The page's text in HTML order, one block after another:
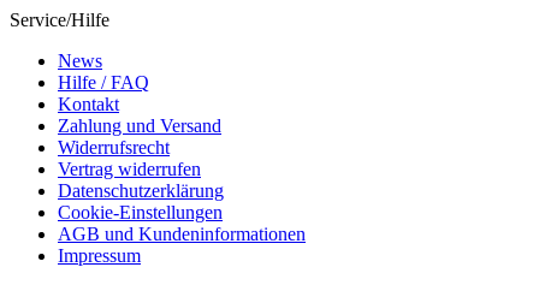
Service/Hilfe
News
Hilfe / FAQ
Kontakt
Zahlung und Versand
Widerrufsrecht
Vertrag widerrufen
Datenschutzerklärung
Cookie-Einstellungen
AGB und Kundeninformationen
Impressum